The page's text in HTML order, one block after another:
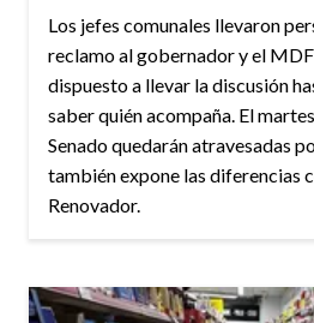
Los jefes comunales llevaron
reclamo al gobernador y el
dispuesto a llevar la discusión
saber quién acompaña. El
Senado quedarán atravesadas
también expone las diferencias
Renovador.